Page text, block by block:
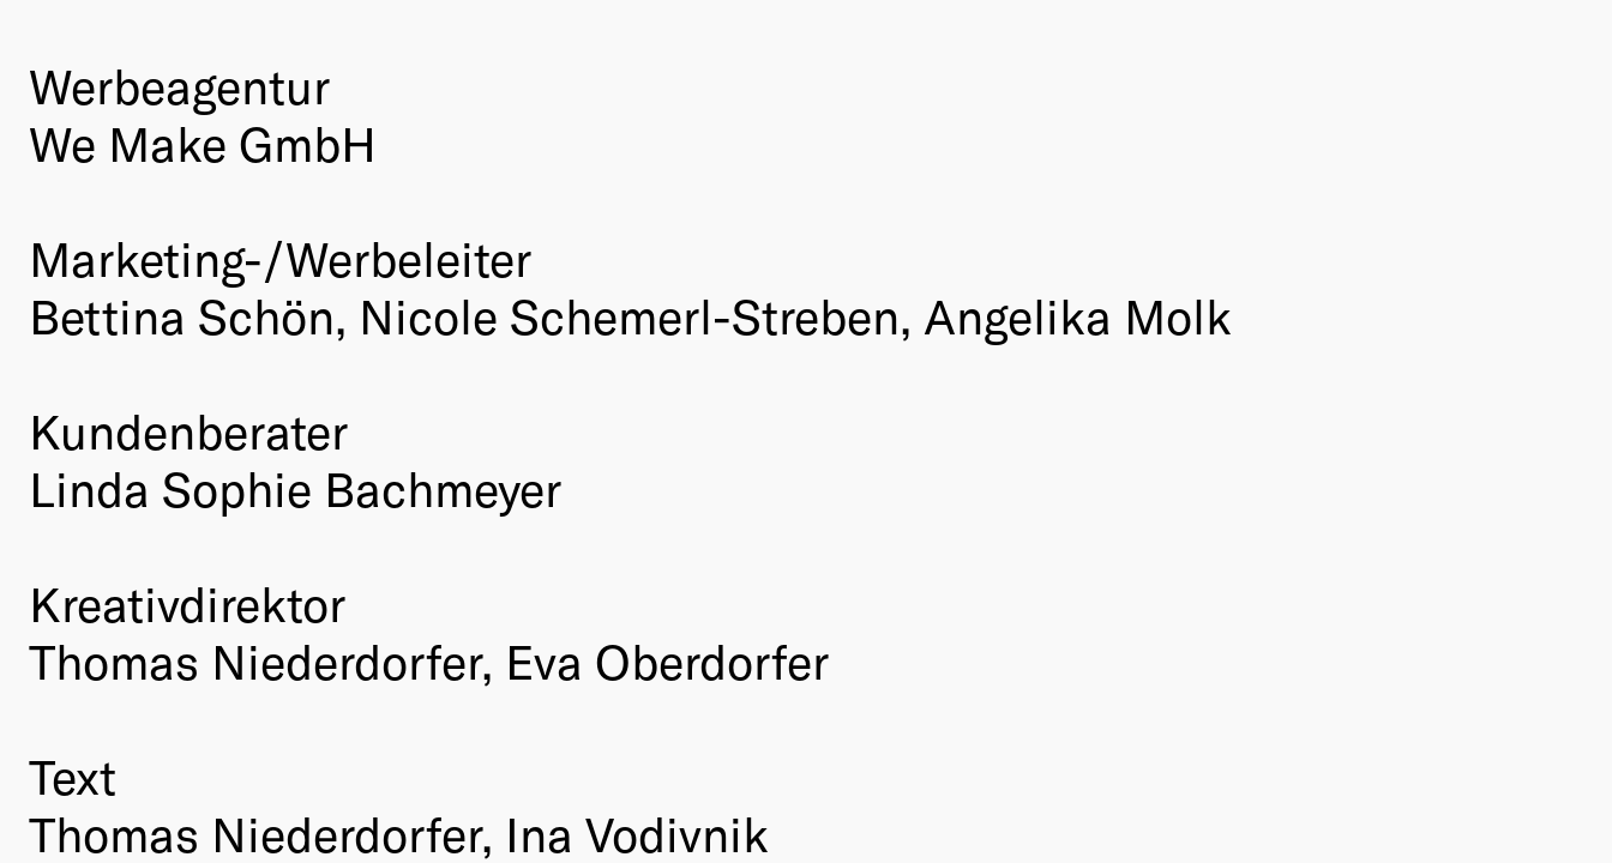
Werbeagentur
We Make GmbH
Marketing-/Werbeleiter
Bettina Schön, Nicole Schemerl-Streben, Angelika Molk
Kundenberater
Linda Sophie Bachmeyer
Kreativdirektor
Thomas Niederdorfer, Eva Oberdorfer
Text
Thomas Niederdorfer, Ina Vodivnik